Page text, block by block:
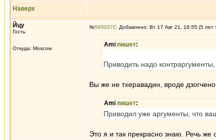
Наверх
Йцу
Гость
Откуда: Moscow
№585037 Добавлено: Вт 17 Авг 21, 16:55 (5 лет
Ami пишет:
Приводить надо
Вы же не тхеравадин, вроде
Ami пишет:
Приводил уже аргументы, что
Это я и так прекрасно знаю. Речь же